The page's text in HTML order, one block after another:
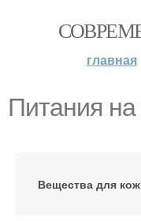
главная
Питания на
Вещества для